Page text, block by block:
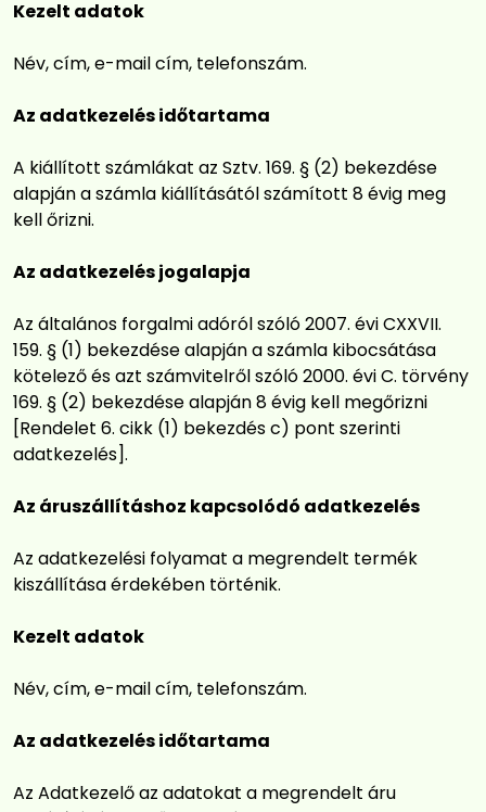
Kezelt adatok
Név, cím, e-mail cím, telefonszám.
Az adatkezelés időtartama
A kiállított számlákat az Sztv. 169. § (2) bekezdése
alapján a számla kiállításától számított 8 évig meg
kell őrizni.
Az adatkezelés jogalapja
Az általános forgalmi adóról szóló 2007. évi CXXVII.
159. § (1) bekezdése alapján a számla kibocsátása
kötelező és azt számvitelről szóló 2000. évi C. törvény
169. § (2) bekezdése alapján 8 évig kell megőrizni
[Rendelet 6. cikk (1) bekezdés c) pont szerinti
adatkezelés].
Az áruszállításhoz kapcsolódó adatkezelés
Az adatkezelési folyamat a megrendelt termék
kiszállítása érdekében történik.
Kezelt adatok
Név, cím, e-mail cím, telefonszám.
Az adatkezelés időtartama
Az Adatkezelő az adatokat a megrendelt áru